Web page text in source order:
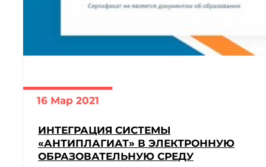
16 Мар 2021
ИНТЕГРАЦИЯ СИСТЕМЫ
«АНТИПЛАГИАТ» В ЭЛЕКТРОННУЮ
ОБРАЗОВАТЕЛЬНУЮ СРЕДУ